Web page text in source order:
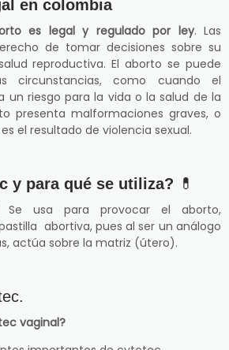
en colombia
es legal y regulado por ley. Las
de tomar decisiones sobre su
reproductiva. El aborto se puede
circunstancias, como cuando el
un riesgo para la vida o la salud de la
presenta malformaciones graves, o
el resultado de violencia sexual.
y para qué se utiliza? 💊
Se usa para provocar el aborto,
abortiva, pues al ser un análogo
actúa sobre la matriz (útero).
vaginal?